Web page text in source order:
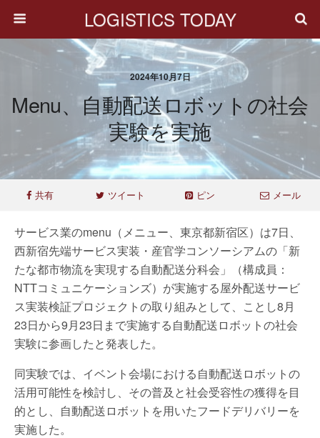
LOGISTICS TODAY
2024年10月7日
Menu、自動配送ロボットの社会
実験を実施
共有 ツイート ピン メール
サービス業のmenu（メニュー、東京都新宿区）は7日、
西新宿先端サービス実装・産官学コンソーシアムの「新
たな都市物流を実現する自動配送分科会」（構成員：
NTTコミュニケーションズ）が実施する屋外配送サービ
ス実装検証プロジェクトの取り組みとして、ことし8月
23日から9月23日まで実施する自動配送ロボットの社会
実験に参画したと発表した。
同実験では、イベント会場における自動配送ロボットの
活用可能性を検討し、その普及と社会受容性の獲得を目
的とし、自動配送ロボットを用いたフードデリバリーを
実施した。